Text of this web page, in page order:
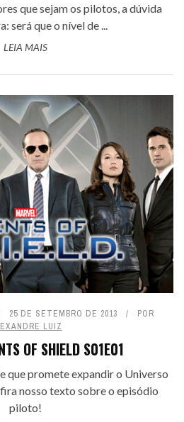
que sejam os pilotos, a dúvida
será que o nível de ...
LEIA MAIS
25 DE SETEMBRO DE 2013
POR
LUIZ
OF SHIELD S01E01
que promete expandir o Universo
nosso texto sobre o episódio
piloto!